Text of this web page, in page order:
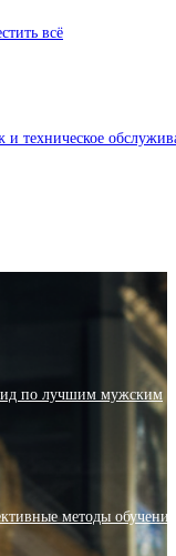
всё
техническое
по лучшим мужским
методы